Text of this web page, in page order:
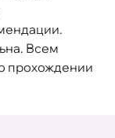
Всем
прохождении